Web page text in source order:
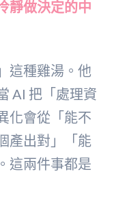
靜做決定的中
這種雞湯。他
AI 把「處理資
化會從「能不
產出對」「能
這兩件事都是